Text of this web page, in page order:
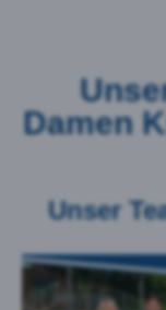
Damen
Unser